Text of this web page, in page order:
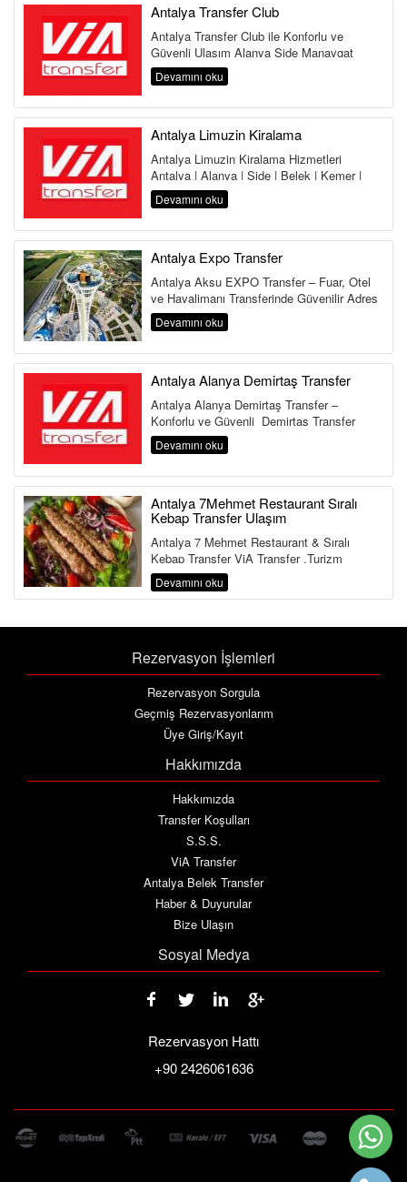
Antalya Transfer Club
Antalya Transfer Club ile Konforlu ve
Güvenli Ulaşım Alanya Side Manavgat
Belek Kemer Kundu Lara Antalya
Havalima...
Devamını oku
Antalya Limuzin Kiralama
Antalya Limuzin Kiralama Hizmetleri
Antalya | Alanya | Side | Belek | Kemer |
Lara | Kundu | Land of Legends Antalya,...
Devamını oku
Antalya Expo Transfer
Antalya Aksu EXPO Transfer – Fuar, Otel
ve Havalimanı Transferinde Güvenilir Adres
Antalya Aksu Transfer Hi...
Devamını oku
Antalya Alanya Demirtaş Transfer
Antalya Alanya Demirtaş Transfer –
Konforlu ve Güvenli Demirtaş Transfer
Hizmeti Antalya Havalimanı&...
Devamını oku
Antalya 7Mehmet Restaurant Sıralı
Kebap Transfer Ulaşım
Antalya 7 Mehmet Restaurant & Sıralı
Kebap Transfer ViA Transfer ,Turizm
Bakanlığı ve Ulaştırma Bakanlığına Bağlı ...
Devamını oku
Rezervasyon İşlemleri
Rezervasyon Sorgula
Geçmiş Rezervasyonlarım
Üye Giriş/Kayıt
Hakkımızda
Hakkımızda
Transfer Koşulları
S.S.S.
ViA Transfer
Antalya Belek Transfer
Haber & Duyurular
Bize Ulaşın
Sosyal Medya
Rezervasyon Hattı
+90 2426061636